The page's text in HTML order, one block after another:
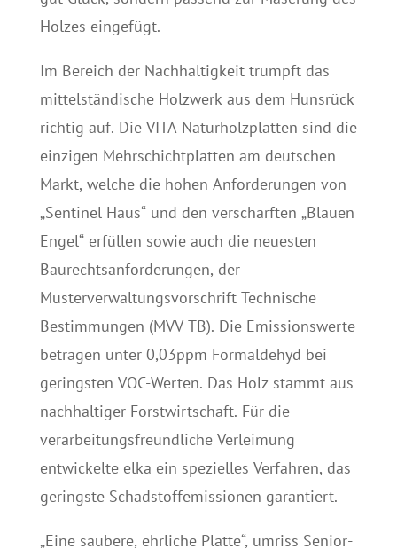
Holzes eingefügt.
Im Bereich der Nachhaltigkeit trumpft das
mittelständische Holzwerk aus dem Hunsrück
richtig auf. Die VITA Naturholzplatten sind die
einzigen Mehrschichtplatten am deutschen
Markt, welche die hohen Anforderungen von
„Sentinel Haus“ und den verschärften „Blauen
Engel“ erfüllen sowie auch die neuesten
Baurechtsanforderungen, der
Musterverwaltungsvorschrift Technische
Bestimmungen (MVV TB). Die Emissionswerte
betragen unter 0,03ppm Formaldehyd bei
geringsten VOC-Werten. Das Holz stammt aus
nachhaltiger Forstwirtschaft. Für die
verarbeitungsfreundliche Verleimung
entwickelte elka ein spezielles Verfahren, das
geringste Schadstoffemissionen garantiert.
„Eine saubere, ehrliche Platte“, umriss Senior-